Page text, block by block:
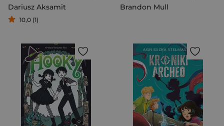
Dariusz Aksamit
10,0 (1)
Brandon Mull